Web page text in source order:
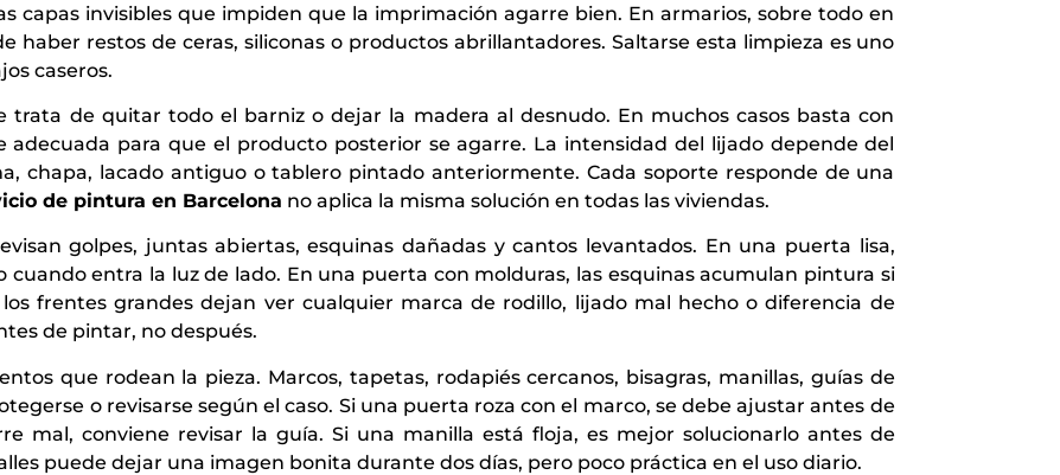
capas invisibles que impiden que la imprimación agarre bien. En armarios, sobre todo en
haber restos de ceras, siliconas o productos abrillantadores. Saltarse esta limpieza es uno
caseros.
trata de quitar todo el barniz o dejar la madera al desnudo. En muchos casos basta con
adecuada para que el producto posterior se agarre. La intensidad del lijado depende del
chapa, lacado antiguo o tablero pintado anteriormente. Cada soporte responde de una
de pintura en Barcelona no aplica la misma solución en todas las viviendas.
golpes, juntas abiertas, esquinas dañadas y cantos levantados. En una puerta lisa,
entra la luz de lado. En una puerta con molduras, las esquinas acumulan pintura si
frentes grandes dejan ver cualquier marca de rodillo, lijado mal hecho o diferencia de
de pintar, no después.
que rodean la pieza. Marcos, tapetas, rodapiés cercanos, bisagras, manillas, guías de
o revisarse según el caso. Si una puerta roza con el marco, se debe ajustar antes de
mal, conviene revisar la guía. Si una manilla está floja, es mejor solucionarlo antes de
puede dejar una imagen bonita durante dos días, pero poco práctica en el uso diario.